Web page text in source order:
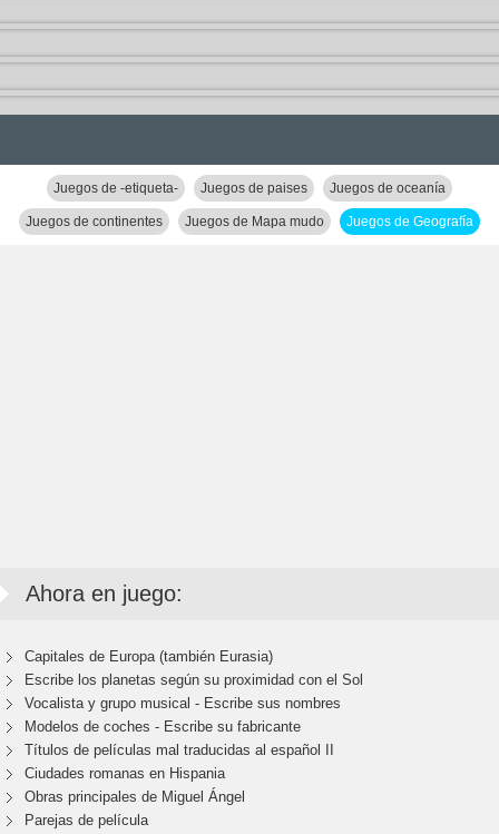
Juegos de -etiqueta- Juegos de paises Juegos de oceanía
Juegos de continentes Juegos de Mapa mudo Juegos de Geografía
Ahora en juego:
Capitales de Europa (también Eurasia)
Escribe los planetas según su proximidad con el Sol
Vocalista y grupo musical - Escribe sus nombres
Modelos de coches - Escribe su fabricante
Títulos de películas mal traducidas al español II
Ciudades romanas en Hispania
Obras principales de Miguel Ángel
Parejas de película